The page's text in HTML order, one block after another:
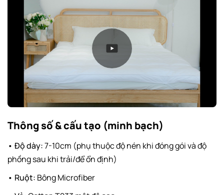
Thông số & cấu tạo (minh bạch)
• Độ dày:7-10cm (phụ thuộc độ nén khi đóng gói và độ
phồng sau khi trải/để ổn định)
• Ruột: Bông Microfiber